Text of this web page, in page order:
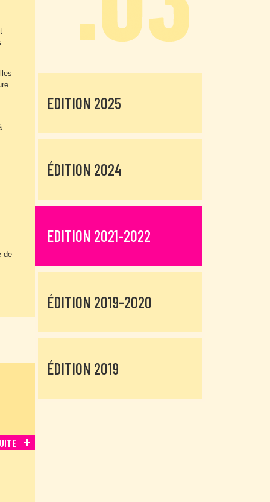
de
EDITION 2025
ÉDITION 2024
EDITION 2021-2022
ÉDITION 2019-2020
ÉDITION 2019